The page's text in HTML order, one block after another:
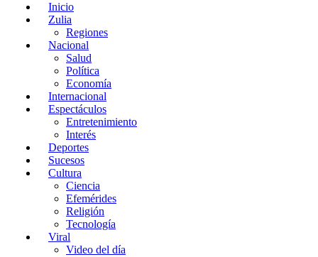
Inicio
Zulia
Regiones
Nacional
Salud
Política
Economía
Internacional
Espectáculos
Entretenimiento
Interés
Deportes
Sucesos
Cultura
Ciencia
Efemérides
Religión
Tecnología
Viral
Video del día